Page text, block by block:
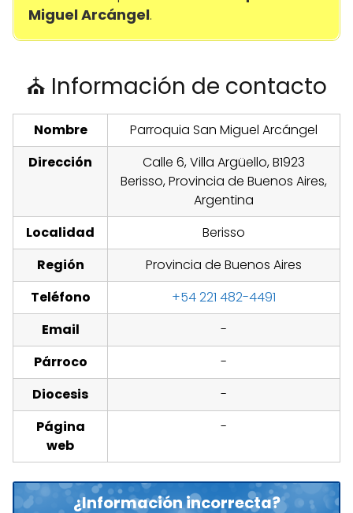
Miguel Arcángel.
⛪ Información de contacto
Nombre
Parroquia San Miguel Arcángel
Dirección
Calle 6, Villa Argüello, B1923
Berisso, Provincia de Buenos Aires,
Argentina
Localidad
Berisso
Región
Provincia de Buenos Aires
Teléfono
+54 221 482-4491
Email
-
Párroco
-
Diocesis
-
Página
web
-
¿Información incorrecta?